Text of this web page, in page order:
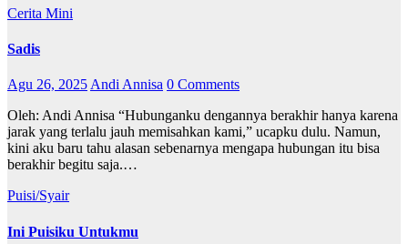
Cerita Mini
Sadis
Agu 26, 2025Andi Annisa 0 Comments
Oleh: Andi Annisa “Hubunganku dengannya berakhir hanya karena
jarak yang terlalu jauh memisahkan kami,” ucapku dulu. Namun,
kini aku baru tahu alasan sebenarnya mengapa hubungan itu bisa
berakhir begitu saja.…
Puisi/Syair
Ini Puisiku Untukmu